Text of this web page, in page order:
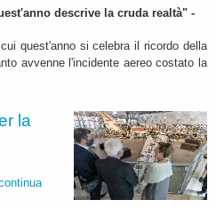
descrive la cruda realtà" -
quest'anno si celebra il ricordo della
avvenne l'incidente aereo costato la
la